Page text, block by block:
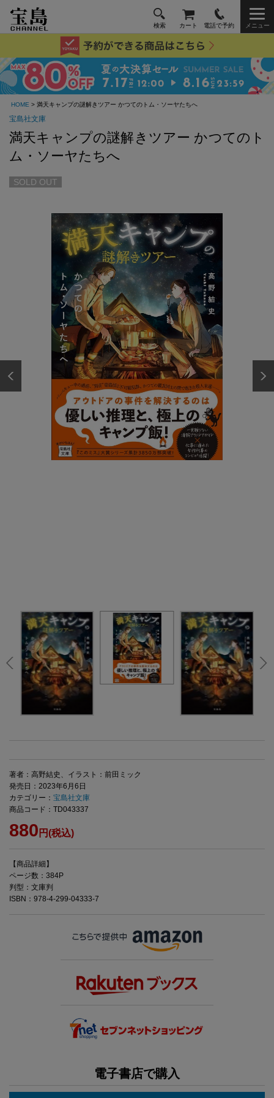
検索 カート 電話で予約 メニュー
HOME > 満天キャンプの謎解きツアー かつてのトム・ソーヤたちへ
宝島社文庫
満天キャンプの謎解きツアー かつてのト
ム・ソーヤたちへ
SOLD OUT
著者：高野結史、イラスト：前田ミック
発売日：2023年6月6日
カテゴリー： 宝島社文庫
商品コード：TD043337
880 円(税込)
【商品詳細】
ページ数：384P
判型：文庫判
ISBN：978-4-299-04333-7
電子書店で購入